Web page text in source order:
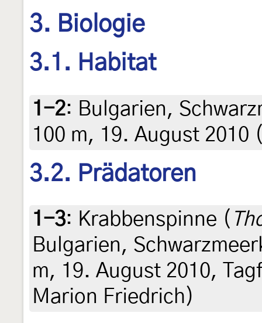
3. Biologie
3.1. Habitat
1-2: Bulgarien,
100 m, 19. August
3.2. Prädatoren
1-3: Krabbenspinne (
Bulgarien,
m, 19. August 2010,
Marion Friedrich)